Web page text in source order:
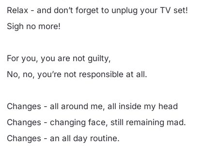
Relax - and don’t forget to unplug your TV set!
Sigh no more!
For you, you are not guilty,
No, no, you’re not responsible at all.
Changes - all around me, all inside my head
Changes - changing face, still remaining mad.
Changes - an all day routine.